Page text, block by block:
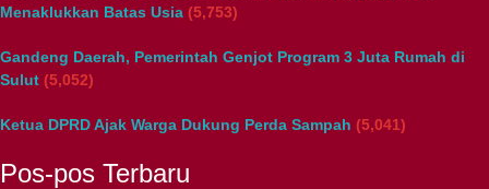
Menaklukkan Batas Usia (5,753)
Gandeng Daerah, Pemerintah Genjot Program 3 Juta Rumah di
Sulut (5,052)
Ketua DPRD Ajak Warga Dukung Perda Sampah (5,041)
Pos-pos Terbaru